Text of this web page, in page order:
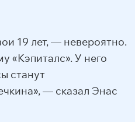
19 лет, — невероятно.
«Кэпиталс». У него
станут
— сказал Энас